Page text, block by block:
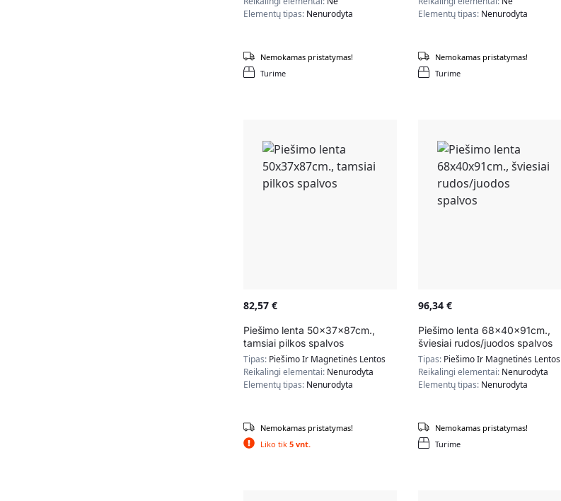
Elementų tipas: Nenurodyta
Turime
Nemokamas pristatymas!
Elementų tipas: Nenurodyta
Turime
Nemokamas pristatymas!
82,57€
Piešimo lenta 50x37x87cm.,
tamsiai pilkos spalvos
Tipas: Piešimo Ir Magnetinės Lentos
Reikalingi elementai: Nenurodyta
Elementų tipas: Nenurodyta
Liko tik5 vnt.
Nemokamas pristatymas!
96,34 €
Piešimo lenta 68x40x91cm.,
šviesiai rudos/juodos spalvos
Tipas: Piešimo Ir Magnetinės Lentos
Reikalingi elementai: Nenurodyta
Elementų tipas: Nenurodyta
Turime
Nemokamas pristatymas!